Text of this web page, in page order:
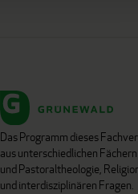
Das Programm dieses
aus unterschiedlichen
und Pastoraltheologie,
und interdisziplinären Fragen.